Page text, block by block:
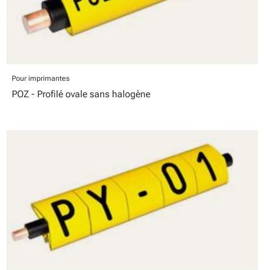
Pour imprimantes
POZ - Profilé ovale sans halogène